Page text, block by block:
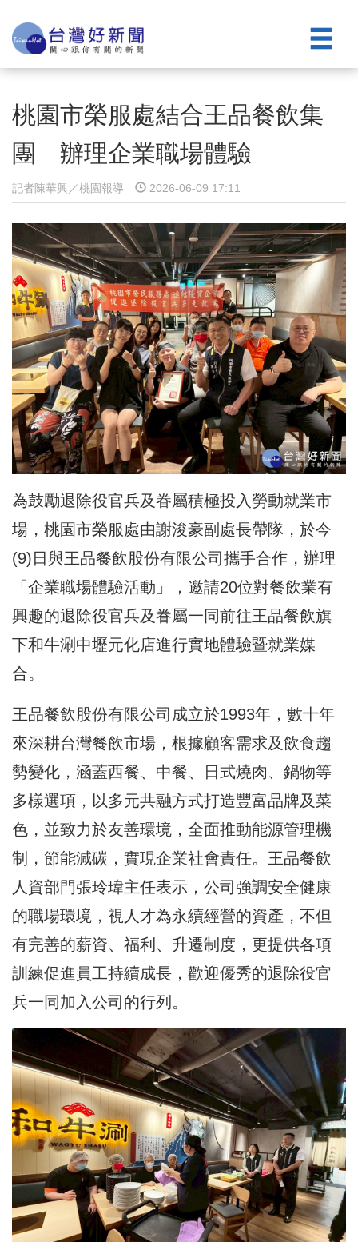
桃園市榮服處結合王品餐飲集
團 辦理企業職場體驗
記者陳華興／桃園報導 2026-06-09 17:11
為鼓勵退除役官兵及眷屬積極投入勞動就業市
場，桃園市榮服處由謝浚豪副處長帶隊，於今
(9)日與王品餐飲股份有限公司攜手合作，辦理
「企業職場體驗活動」，邀請20位對餐飲業有
興趣的退除役官兵及眷屬一同前往王品餐飲旗
下和牛涮中壢元化店進行實地體驗暨就業媒
合。
王品餐飲股份有限公司成立於1993年，數十年
來深耕台灣餐飲市場，根據顧客需求及飲食趨
勢變化，涵蓋西餐、中餐、日式燒肉、鍋物等
多樣選項，以多元共融方式打造豐富品牌及菜
色，並致力於友善環境，全面推動能源管理機
制，節能減碳，實現企業社會責任。王品餐飲
人資部門張玲瑋主任表示，公司強調安全健康
的職場環境，視人才為永續經營的資產，不但
有完善的薪資、福利、升遷制度，更提供各項
訓練促進員工持續成長，歡迎優秀的退除役官
兵一同加入公司的行列。